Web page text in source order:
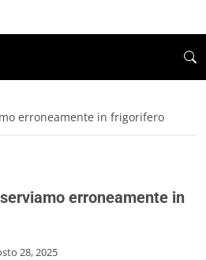
erroneamente in frigorifero
erroneamente in
28, 2025